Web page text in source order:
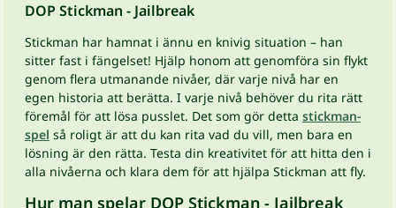
DOP Stickman - Jailbreak
Stickman har hamnat i ännu en knivig situation – han
sitter fast i fängelset! Hjälp honom att genomföra sin flykt
genom flera utmanande nivåer, där varje nivå har en
egen historia att berätta. I varje nivå behöver du rita rätt
föremål för att lösa pusslet. Det som gör detta stickman-
spel så roligt är att du kan rita vad du vill, men bara en
lösning är den rätta. Testa din kreativitet för att hitta den i
alla nivåerna och klara dem för att hjälpa Stickman att fly.
Hur man spelar DOP Stickman - Jailbreak